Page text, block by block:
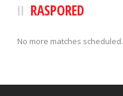
RASPORED
No more matches scheduled.